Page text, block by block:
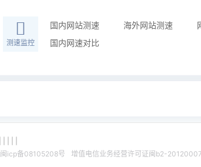
测速监控
国内网站测速 海外网站测速
国内网速对比
闽icp备08105208号 增值电信业务经营许可证闽b2-